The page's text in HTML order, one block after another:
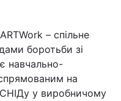
– спільне
боротьби зі
навчально-
на
у виробничому